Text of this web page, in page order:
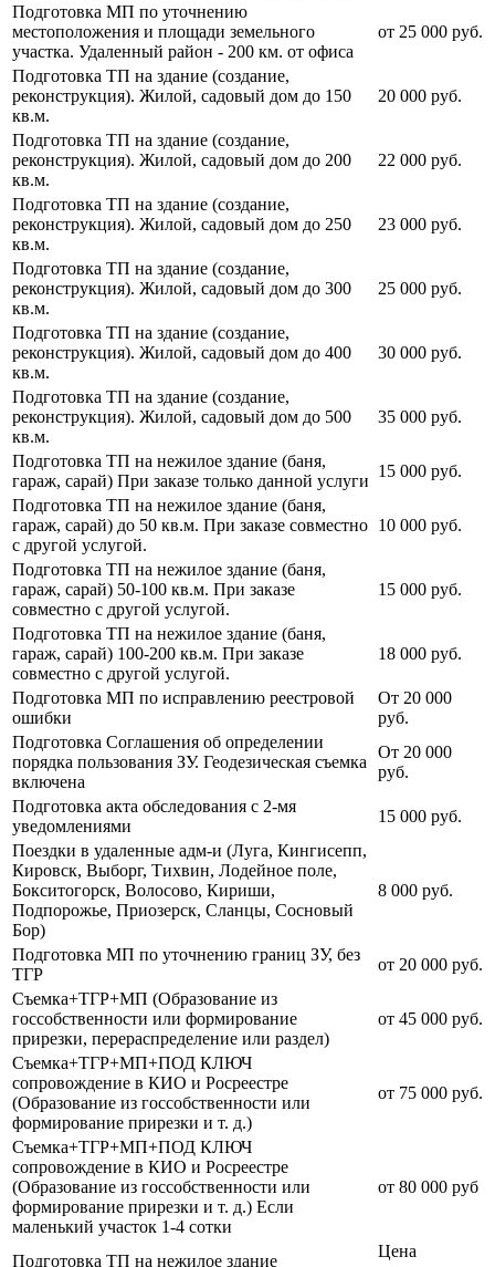
Подготовка МП по уточнению
местоположения и площади земельного
участка. Удаленный район - 200 км. от офиса
от 25 000 руб.
Подготовка ТП на здание (создание,
реконструкция). Жилой, садовый дом до 150
кв.м.
20 000 руб.
Подготовка ТП на здание (создание,
реконструкция). Жилой, садовый дом до 200
кв.м.
22 000 руб.
Подготовка ТП на здание (создание,
реконструкция). Жилой, садовый дом до 250
кв.м.
23 000 руб.
Подготовка ТП на здание (создание,
реконструкция). Жилой, садовый дом до 300
кв.м.
25 000 руб.
Подготовка ТП на здание (создание,
реконструкция). Жилой, садовый дом до 400
кв.м.
30 000 руб.
Подготовка ТП на здание (создание,
реконструкция). Жилой, садовый дом до 500
кв.м.
35 000 руб.
Подготовка ТП на нежилое здание (баня,
гараж, сарай) При заказе только данной услуги
15 000 руб.
Подготовка ТП на нежилое здание (баня,
гараж, сарай) до 50 кв.м. При заказе совместно
с другой услугой.
10 000 руб.
Подготовка ТП на нежилое здание (баня,
гараж, сарай) 50-100 кв.м. При заказе
совместно с другой услугой.
15 000 руб.
Подготовка ТП на нежилое здание (баня,
гараж, сарай) 100-200 кв.м. При заказе
совместно с другой услугой.
18 000 руб.
Подготовка МП по исправлению реестровой
ошибки
От 20 000
руб.
Подготовка Соглашения об определении
порядка пользования ЗУ. Геодезическая съемка
включена
От 20 000
руб.
Подготовка акта обследования с 2-мя
уведомлениями
15 000 руб.
Поездки в удаленные адм-и (Луга, Кингисепп,
Кировск, Выборг, Тихвин, Лодейное поле,
Бокситогорск, Волосово, Кириши,
Подпорожье, Приозерск, Сланцы, Сосновый
Бор)
8 000 руб.
Подготовка МП по уточнению границ ЗУ, без
ТГР
от 20 000 руб.
Съемка+ТГР+МП (Образование из
госсобственности или формирование
прирезки, перераспределение или раздел)
от 45 000 руб.
Съемка+ТГР+МП+ПОД КЛЮЧ
сопровождение в КИО и Росреестре
(Образование из госсобственности или
формирование прирезки и т. д.)
от 75 000 руб.
Съемка+ТГР+МП+ПОД КЛЮЧ
сопровождение в КИО и Росреестре
(Образование из госсобственности или
формирование прирезки и т. д.) Если
маленький участок 1-4 сотки
от 80 000 руб
Подготовка ТП на нежилое здание
Цена